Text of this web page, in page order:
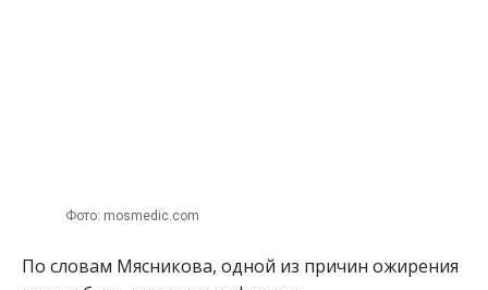
Фото: mosmedic.com
По словам Мясникова, одной из причин ожирения